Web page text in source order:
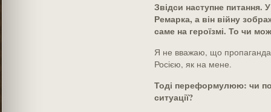
Звідси наступне питання.
Ремарка, а він війну
саме на героїзмі. То чи
Я не вважаю, що пропаганда
Росією, як на мене.
Тоді переформулюю: чи
ситуації?